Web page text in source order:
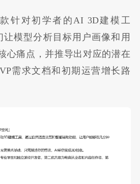
针对初学者的AI 3D建模工
让模型分析目标用户画像和用
心痛点，并推导出对应的潜在
需求文档和初期运营增长路